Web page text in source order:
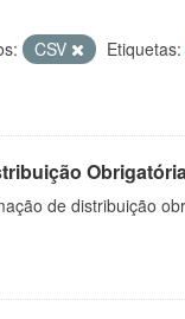
CSV Etiquetas:
de distribuição